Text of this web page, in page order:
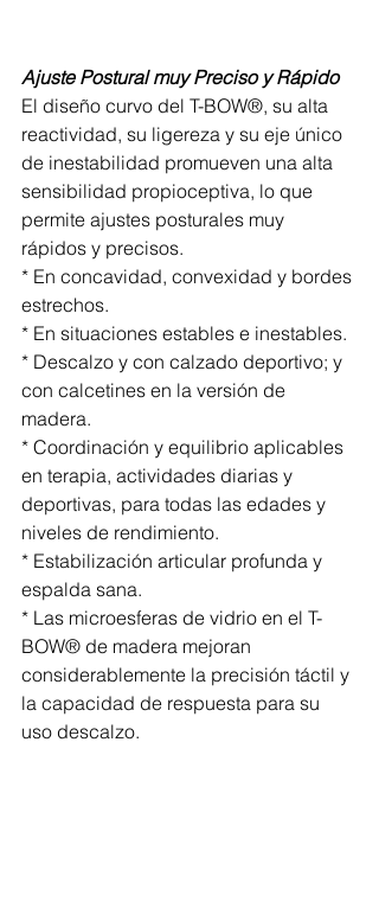
Ajuste Postural muy Preciso y Rápido
El diseño curvo del T-BOW®, su alta
reactividad, su ligereza y su eje único
de inestabilidad promueven una alta
sensibilidad propioceptiva, lo que
permite ajustes posturales muy
rápidos y precisos.
* En concavidad, convexidad y bordes
estrechos.
* En situaciones estables e inestables.
* Descalzo y con calzado deportivo; y
con calcetines en la versión de
madera.
* Coordinación y equilibrio aplicables
en terapia, actividades diarias y
deportivas, para todas las edades y
niveles de rendimiento.
* Estabilización articular profunda y
espalda sana.
* Las microesferas de vidrio en el T-
BOW® de madera mejoran
considerablemente la precisión táctil y
la capacidad de respuesta para su
uso descalzo.